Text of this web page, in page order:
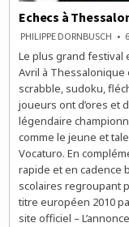
Echecs à
PHILIPPE DORNBUSCH
Le plus grand festival
Avril à Thessalonique
scrabble, sudoku,
joueurs ont d’ores et
légendaire
comme le jeune et
Vocaturo. En
rapide et en cadence
scolaires regroupant
titre européen 2010
site officiel –